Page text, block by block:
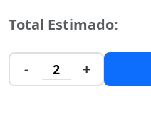
Total Estimado:
- 2 +